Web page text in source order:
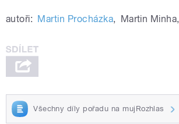
autoři: Martin Procházka, Martin Minha,
Všechny díly pořadu na mujRozhlas